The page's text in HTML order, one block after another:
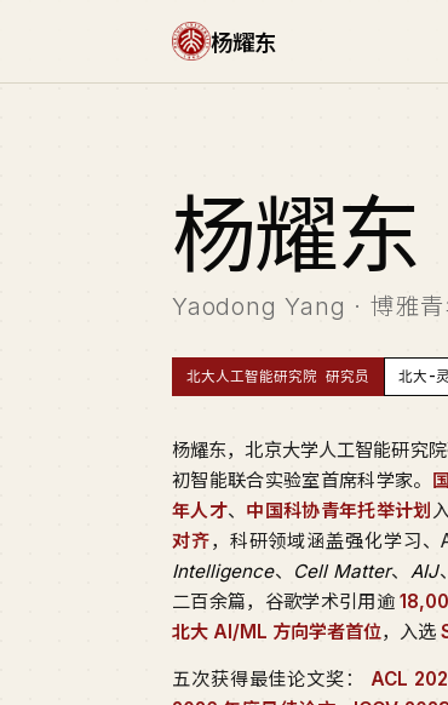
杨耀东
杨耀东
Yaodong Yang · 博雅
北大人工智能研究院 研究员 北大-
杨耀东，北京大学人工智能研究
初智能联合实验室首席科学家。
年人才、 中国科协青年托举计划
对齐，科研领域涵盖强化学习
Intelligence、 Cell Matter、AIJ、
二百余篇，谷歌学术引用逾
北大 AI/ML 方向学者首位，入选
五次获得最佳论文奖： ACL